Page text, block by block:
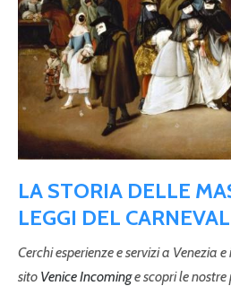
LA STORIA DELLE
LEGGI DEL
Cerchi esperienze e servizi a Venezia
sito Venice Incominge scopri le nostre